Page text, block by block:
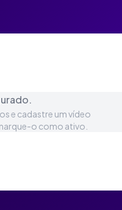
e cadastre um vídeo
o como ativo.